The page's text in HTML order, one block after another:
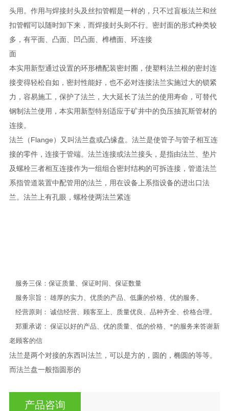
头用。作用与焊接封头及丝扣管帽是一样的，只不过盲板法兰和丝
扣管帽可以随时卸下来，而焊接封头则不行。密封面的形式种类较
多，有平面、凸面、凹凸面、榫槽面、环连接
面
本实用新型通过设置的环形槽配装密封圈，使塑料法兰根的密封连
接变得轻松自如，密封性能好，也不必对连接法兰实施过大的锁紧
力，容易施工，保护了法兰，大大延长了法兰的使用寿命，可替代
钢制法兰使用，本实用新型特别适应于矿井中的负压抽瓦斯管材的
连接。
法兰（Flange）又叫法兰盘或凸缘盘。法兰是使管子与管子相互连
接的零件，连接于管端。法兰连接或法兰接头，是指由法兰、垫片
及螺栓三者相互连接作为一组组合密封结构的可拆连接，管道法兰
系指管道装置中配管用的法兰，用在设备上系指设备的进出口法
兰。法兰上有孔眼，螺栓使两法兰紧连
服务三保：保证质量、保证时间、保证数量
服务宗旨： 雄厚的实力、优质的产品、低廉的价格、优的服务。
经营原则： 诚信经营、顾客至上、质量优良、品种齐全、价格合理。
郑重承诺： 保证以好的产品、优的质量、低的价格、*的服务来答谢新
老顾客的信
法兰是两个对接的东西叫法兰，可以是方的，圆的，椭圆的等等。
而法兰盘一般指圆形的
产品咨询